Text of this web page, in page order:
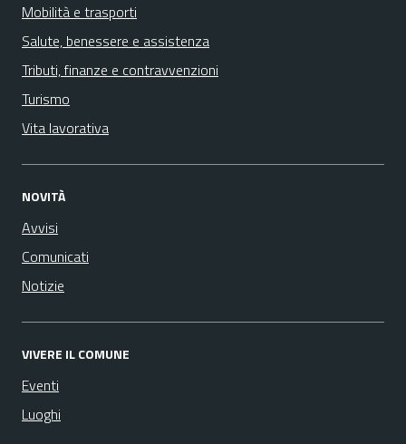
Mobilità e trasporti
Salute, benessere e assistenza
Tributi, finanze e contravvenzioni
Turismo
Vita lavorativa
NOVITÀ
Avvisi
Comunicati
Notizie
VIVERE IL COMUNE
Eventi
Luoghi